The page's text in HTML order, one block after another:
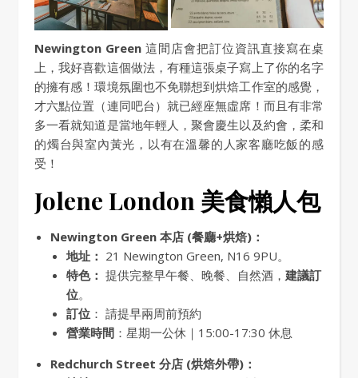
Newington Green 這間店會把訂位資訊直接寫在桌
上，我好喜歡這個做法，有種這張桌子寫上了你的名字
的擁有感！環境氛圍也不免聯想到烘焙工作室的感覺，
才六點位置（連同吧台）就已經座無虛席！而且有非常
多一看就知道是當地年輕人，聚會慶生以及約會，柔和
的燭台與室內黃光，以有在溫馨的人家客廳吃飯的感
受！
Jolene London 美食懶人包
Newington Green 本店 (餐廳+烘焙)：
地址： 21 Newington Green, N16 9PU。
特色： 提供完整早午餐、晚餐、自然酒， 建議訂
位。
訂位 ： 請提早兩周前預約
營業時間 ：星期一公休｜15:00-17:30 休息
Redchurch Street 分店 (烘焙外帶)：